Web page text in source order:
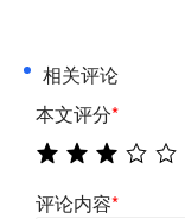
相关评论
本文评分*
评论内容*